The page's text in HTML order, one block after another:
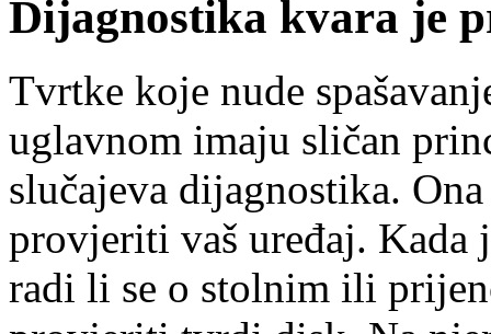
Dijagnostika kvara je
Tvrtke koje nude
uglavnom imaju sličan
slučajeva dijagnostika.
provjeriti vaš uređaj. Kada
radi li se o stolnim ili